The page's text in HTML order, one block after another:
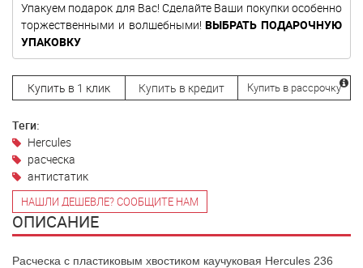
Упакуем подарок для Вас! Сделайте Ваши покупки особенно
торжественными и волшебными!ВЫБРАТЬ ПОДАРОЧНУЮ
УПАКОВКУ
Купить в 1 клик Купить в кредит Купить в рассрочку
Теги:
Hercules
расческа
антистатик
НАШЛИ ДЕШЕВЛЕ? СООБЩИТЕ НАМ
ОПИСАНИЕ
Расческа с пластиковым хвостиком каучуковая Hercules 236